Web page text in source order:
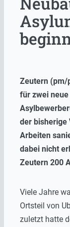
Zeutern (pm/
für zwei
der bisherige
Arbeiten
dabei nicht
Zeutern 200
Viele Jahre
Ortsteil von
zuletzt hatte